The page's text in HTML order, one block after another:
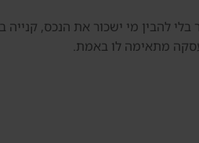
להבין מי ישכור את הנכס, קנייה
העסקה מתאימה לו באמת.